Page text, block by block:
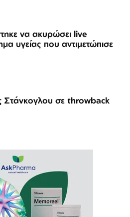
να ακυρώσει live
υγείας που αντιμετώπισε
Στάνκογλου σε throwback